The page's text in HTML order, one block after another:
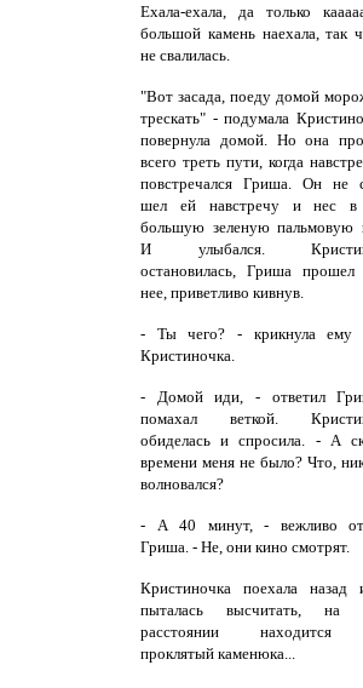
Ехала-ехала, да только
большой камень наехала, так
не свалилась.
"Вот засада, поеду домой
трескать" - подумала
повернула домой. Но она
всего треть пути, когда
повстречался Гриша. Он не
шел ей навстречу и нес в
большую зеленую пальмовую
И улыбался.
остановилась, Гриша
нее, приветливо кивнув.
- Ты чего? - крикнула ему
Кристиночка.
- Домой иди, - ответил
помахал веткой.
обиделась и спросила. - А
времени меня не было? Что,
волновался?
- А 40 минут, - вежливо
Гриша. - Не, они кино смотрят.
Кристиночка поехала назад
пыталась высчитать, на
расстоянии находится
проклятый каменюка...